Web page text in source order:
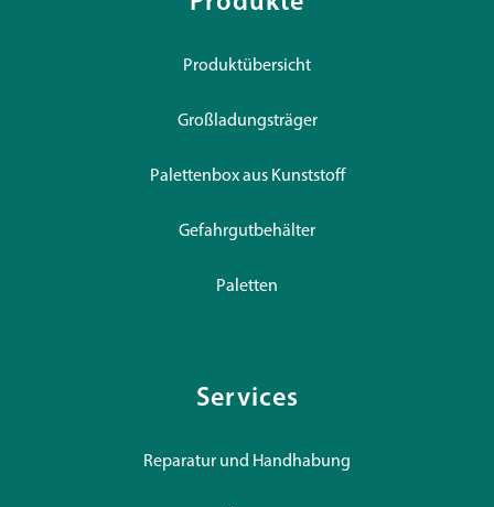
Produktübersicht
Großladungsträger
Palettenbox aus Kunststoff
Gefahrgutbehälter
Paletten
Services
Reparatur und Handhabung